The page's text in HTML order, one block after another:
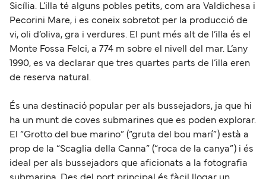
Sicília. L’illa té alguns pobles petits, com ara Valdichesa i
Pecorini Mare, i es coneix sobretot per la producció de
vi, oli d’oliva, gra i verdures. El punt més alt de l’illa és el
Monte Fossa Felci, a 774 m sobre el nivell del mar. L’any
1990, es va declarar que tres quartes parts de l’illa eren
de reserva natural.
És una destinació popular per als bussejadors, ja que hi
ha un munt de coves submarines que es poden explorar.
El “Grotto del bue marino” (“gruta del bou marí”) està a
prop de la “Scaglia della Canna” (“roca de la canya”) i és
ideal per als bussejadors que aficionats a la fotografia